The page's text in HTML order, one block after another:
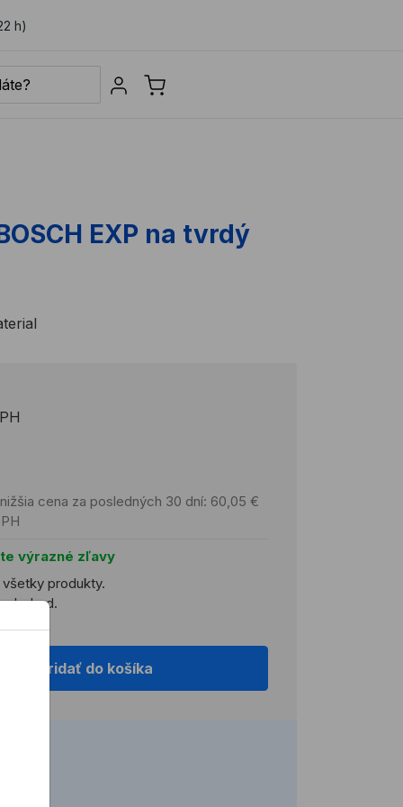
h)
Sign in
EXP na tvrdý
cena za posledných 30 dní: 60,05 €
výrazné zľavy
produkty.
Pridať do košíka